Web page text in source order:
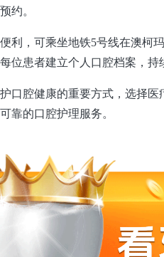
约。
利，可乘坐地铁5号线在澳柯
位患者建立个人口腔档案，持
口腔健康的重要方式，选择
靠的口腔护理服务。